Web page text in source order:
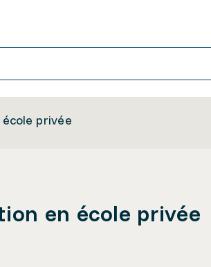
privée
en école privée